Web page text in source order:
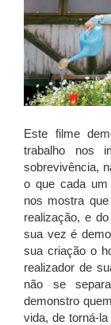
Este filme
trabalho nos
sobrevivência,
o que cada um
nos mostra que
realização, e
sua vez é
sua criação o
realizador de
não se
demonstro
vida, de torná-